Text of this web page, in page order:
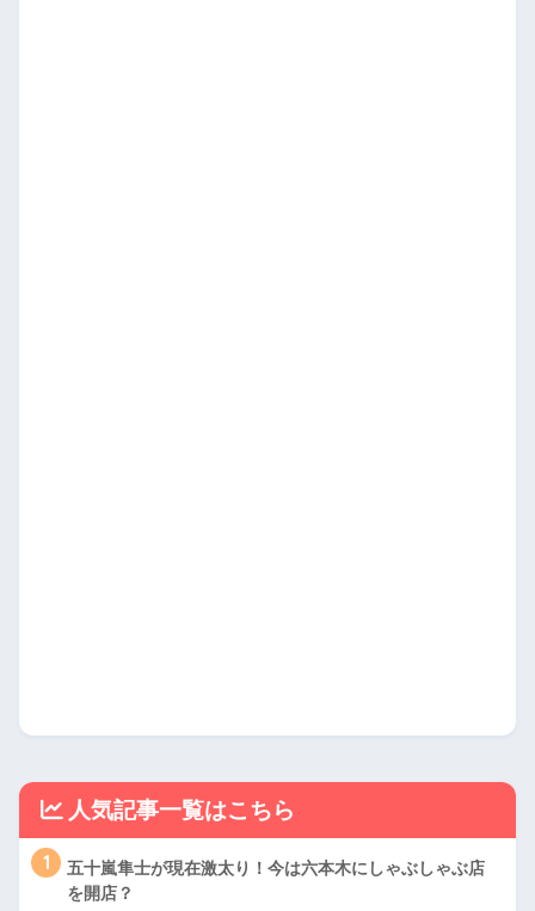
人気記事一覧はこちら
1
五十嵐隼士が現在激太り！今は六本木にしゃぶしゃぶ店
を開店？